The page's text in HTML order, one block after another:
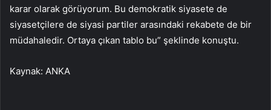
karar olarak görüyorum. Bu demokratik siyasete de
siyasetçilere de siyasi partiler arasındaki rekabete de bir
müdahaledir. Ortaya çıkan tablo bu” şeklinde konuştu.
Kaynak: ANKA